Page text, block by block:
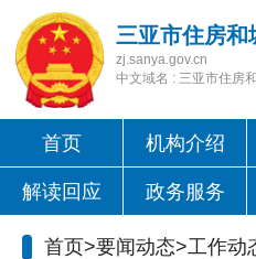
三亚市住房和
zj.sanya.gov.cn
中文域名 : 三亚市住房
首页 机构介绍
解读回应 政务服务
首页>要闻动态>工作动